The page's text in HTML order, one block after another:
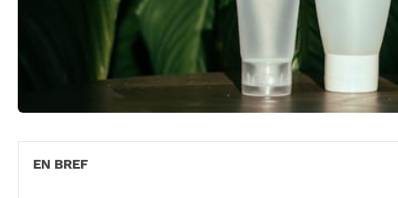
EN BREF